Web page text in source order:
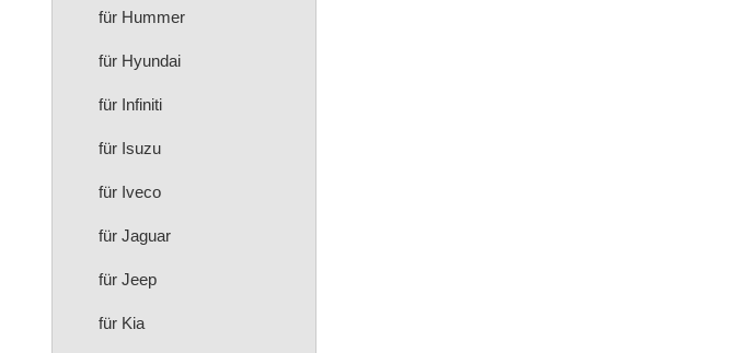
für Hummer
für Hyundai
für Infiniti
für Isuzu
für Iveco
für Jaguar
für Jeep
für Kia